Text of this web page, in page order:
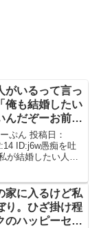
がいるって言っ
俺も結婚したい
んだぞーお前と
って中×人を
ぷん 投稿日：
ID:j6w愚痴を吐
が結婚したい人が
て中×...
家に入るけど私
り。ひざ掛け程
のハッピーセッ